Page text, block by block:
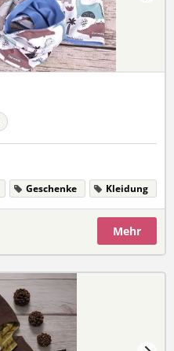
Geschenke Kleidung
Mehr